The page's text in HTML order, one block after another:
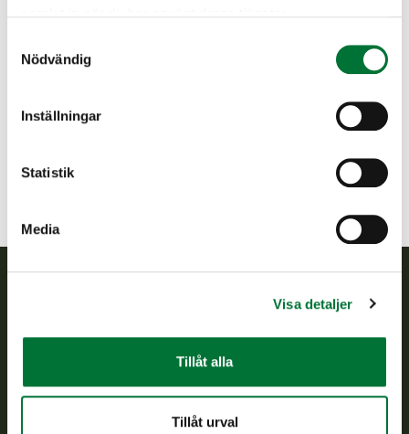
Nödvändig
Inställningar
Statistik
Media
Visa detaljer
Tillåt alla
Tillåt urval
Finlands viltcentral främjar en hållbar vilthushållning, stöder
verkställs och svarar för de offentliga förvaltningsuppgifter